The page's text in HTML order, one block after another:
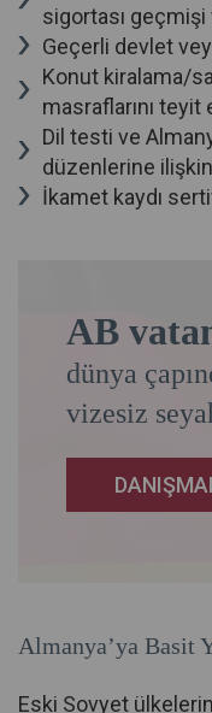
sigortası
Geçerli devlet
Konut kiralama/
masraflarını
Dil testi ve
düzenlerine ilişkin
İkamet kaydı
AB
dünya
vizesiz
Almanya’ya Basit
Eski Sovyet